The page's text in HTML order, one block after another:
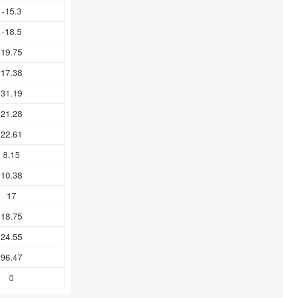
-15.3
-18.5
19.75
17.38
31.19
21.28
22.61
8.15
10.38
17
18.75
24.55
96.47
0